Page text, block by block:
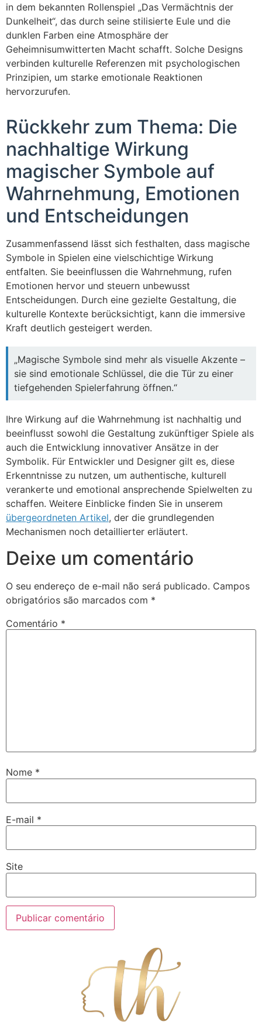
in dem bekannten Rollenspiel „Das Vermächtnis der
Dunkelheit“, das durch seine stilisierte Eule und die
dunklen Farben eine Atmosphäre der
Geheimnisumwitterten Macht schafft. Solche Designs
verbinden kulturelle Referenzen mit psychologischen
Prinzipien, um starke emotionale Reaktionen
hervorzurufen.
Rückkehr zum Thema: Die
nachhaltige Wirkung
magischer Symbole auf
Wahrnehmung, Emotionen
und Entscheidungen
Zusammenfassend lässt sich festhalten, dass magische
Symbole in Spielen eine vielschichtige Wirkung
entfalten. Sie beeinflussen die Wahrnehmung, rufen
Emotionen hervor und steuern unbewusst
Entscheidungen. Durch eine gezielte Gestaltung, die
kulturelle Kontexte berücksichtigt, kann die immersive
Kraft deutlich gesteigert werden.
„Magische Symbole sind mehr als visuelle Akzente –
sie sind emotionale Schlüssel, die die Tür zu einer
tiefgehenden Spielerfahrung öffnen.“
Ihre Wirkung auf die Wahrnehmung ist nachhaltig und
beeinflusst sowohl die Gestaltung zukünftiger Spiele als
auch die Entwicklung innovativer Ansätze in der
Symbolik. Für Entwickler und Designer gilt es, diese
Erkenntnisse zu nutzen, um authentische, kulturell
verankerte und emotional ansprechende Spielwelten zu
schaffen. Weitere Einblicke finden Sie in unserem
übergeordneten Artikel, der die grundlegenden
Mechanismen noch detaillierter erläutert.
Deixe um comentário
O seu endereço de e-mail não será publicado. Campos
obrigatórios são marcados com *
Comentário *
Nome *
E-mail *
Site